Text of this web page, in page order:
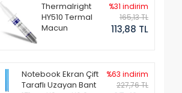
Thermalright
HY510 Termal
Macun
%31 indirim
165,13 TL
113,88 TL
Notebook Ekran Çift
Taraflı Uzayan Bant
%63 indirim
227,76 TL